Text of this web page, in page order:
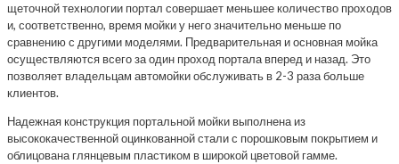
щеточной технологии портал совершает меньшее количество проходов
и, соответственно, время мойки у него значительно меньше по
сравнению с другими моделями. Предварительная и основная мойка
осуществляются всего за один проход портала вперед и назад. Это
позволяет владельцам автомойки обслуживать в 2-3 раза больше
клиентов.
Надежная конструкция портальной мойки выполнена из
высококачественной оцинкованной стали с порошковым покрытием и
облицована глянцевым пластиком в широкой цветовой гамме.